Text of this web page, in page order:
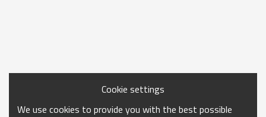
Cookie settings
We use cookies to provide you with the best possible